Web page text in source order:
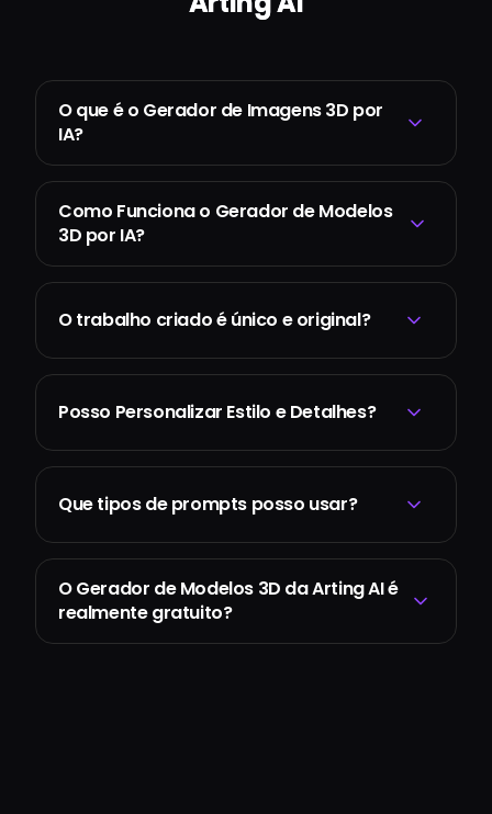
O que é o Gerador de Imagens 3D por
IA?
Como Funciona o Gerador de Modelos
3D por IA?
O trabalho criado é único e original?
Posso Personalizar Estilo e Detalhes?
Que tipos de prompts posso usar?
O Gerador de Modelos 3D da Arting AI é
realmente gratuito?